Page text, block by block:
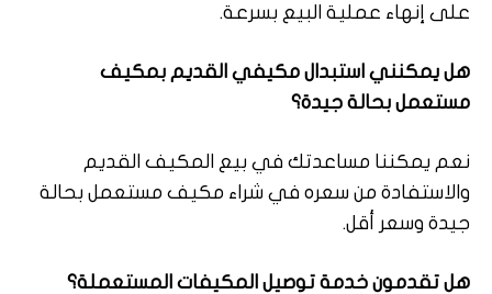
على إنهاء عملية البيع بسرعة.
هل يمكنني استبدال مكيفي القديم بمكيف
مستعمل بحالة جيدة؟
نعم يمكننا مساعدتك في بيع المكيف القديم
والاستفادة من سعره في شراء مكيف مستعمل بحالة
جيدة وسعر أقل.
هل تقدمون خدمة توصيل المكيفات المستعملة؟